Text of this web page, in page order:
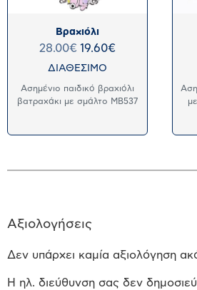
Βραχιόλι
28.00€ 19.60€
ΔΙΑΘΕΣΙΜΟ
Ασημένιο παιδικό βραχιόλι
βατραχάκι με σμάλτο MB537
Αξιολογήσεις
Δεν υπάρχει καμία αξιολόγηση
Η ηλ. διεύθυνση σας δεν